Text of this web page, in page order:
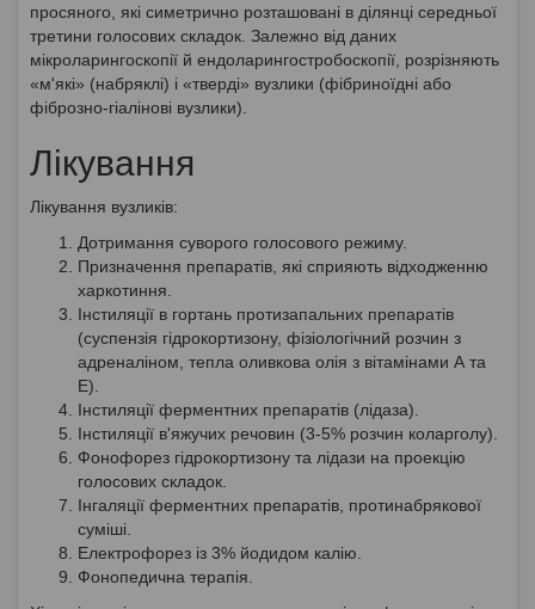
просяного, які симетрично розташовані в ділянці середньої
третини голосових складок. Залежно від даних
мікроларингоскопії й ендоларингостробоскопії, розрізняють
«м'які» (набряклі) і «тверді» вузлики (фібриноїдні або
фіброзно-гіалінові вузлики).
Лікування
Лікування вузликів:
Дотримання суворого голосового режиму.
Призначення препаратів, які сприяють відходженню
харкотиння.
Інстиляції в гортань протизапальних препаратів
(суспензія гідрокортизону, фізіологічний розчин з
адреналіном, тепла оливкова олія з вітамінами А та
Е).
Інстиляції ферментних препаратів (лідаза).
Інстиляції в'яжучих речовин (3-5% розчин коларголу).
Фонофорез гідрокортизону та лідази на проекцію
голосових складок.
Інгаляції ферментних препаратів, протинабрякової
суміші.
Електрофорез із 3% йодидом калію.
Фонопедична терапія.